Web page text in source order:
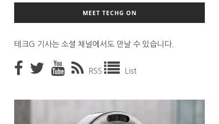
MEET TECHG ON
테크G 기사는 소셜 채널에서도 만날 수 있습니다.
RSS List